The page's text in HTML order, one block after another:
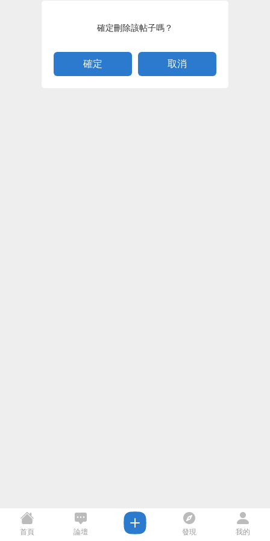
確定刪除該帖子嗎？
取消
首頁 論壇 發現 我的